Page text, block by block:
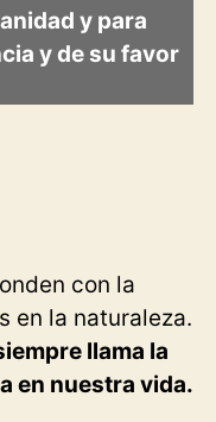
y para
y de su favor
con la
en la naturaleza.
llama la
en nuestra vida.